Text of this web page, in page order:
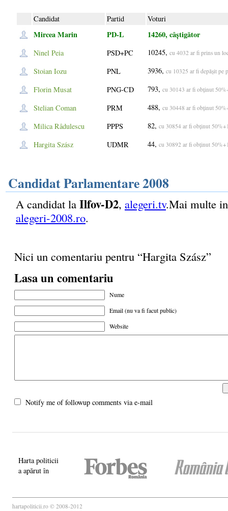
Candidat Partid Voturi
Mircea Marin PD-L 14260, câștigător
Ninel Peia PSD+PC 10245, cu 4032 ar fi prins un
Stoian Iozu PNL 3936, cu 10325 ar fi depășit pe
Florin Musat PNG-CD 793, cu 30143 ar fi obținut
Stelian Coman PRM 488, cu 30448 ar fi obținut
Milica Râdulescu PPPS 82, cu 30854 ar fi obținut
Hargita Szász UDMR 44, cu 30892 ar fi obținut
Candidat Parlamentare 2008
A candidat la Ilfov-D2, alegeri.tv.Mai multe
alegeri-2008.ro.
Nici un comentariu pentru “Hargita Szász”
Lasa un comentariu
Nume
Email (nu va fi facut public)
Website
Notify me of followup comments via e-mail
Harta politicii
a apărut în
hartapoliticii.ro © 2008-2012